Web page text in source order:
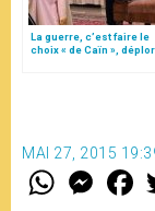
La guerre, c’est faire le
choix « de Caïn »,
MAI 27, 2015
W M
e
F
a